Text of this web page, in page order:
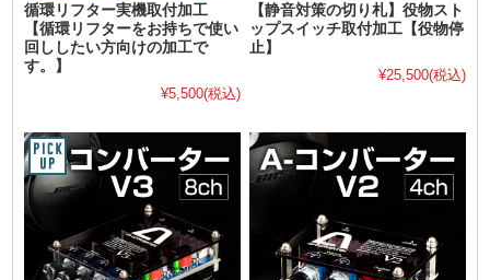
循環リフター実機取付加工
【循環リフターをお持ちで使い
回ししたい方向けの加工で
す。】
¥5,500(税込)
【静音対策の切り札】役物スト
ップスイッチ取付加工【役物停
止】
¥25,500(税込)